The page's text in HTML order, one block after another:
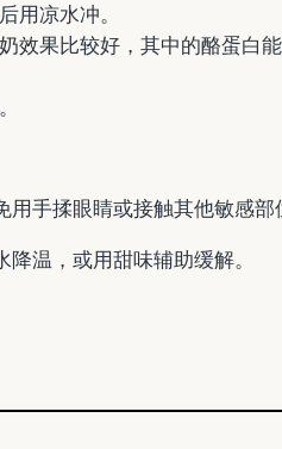
用凉水冲。
效果比较好，其中的酪蛋白
手揉眼睛或接触其他敏感部
温，或用甜味辅助缓解。